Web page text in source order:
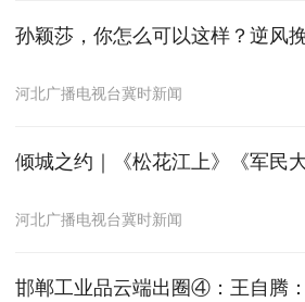
孙颖莎，你怎么可以这样？逆风
河北广播电视台冀时新闻
倾城之约｜《松花江上》《军民
河北广播电视台冀时新闻
邯郸工业品云端出圈④：王自腾